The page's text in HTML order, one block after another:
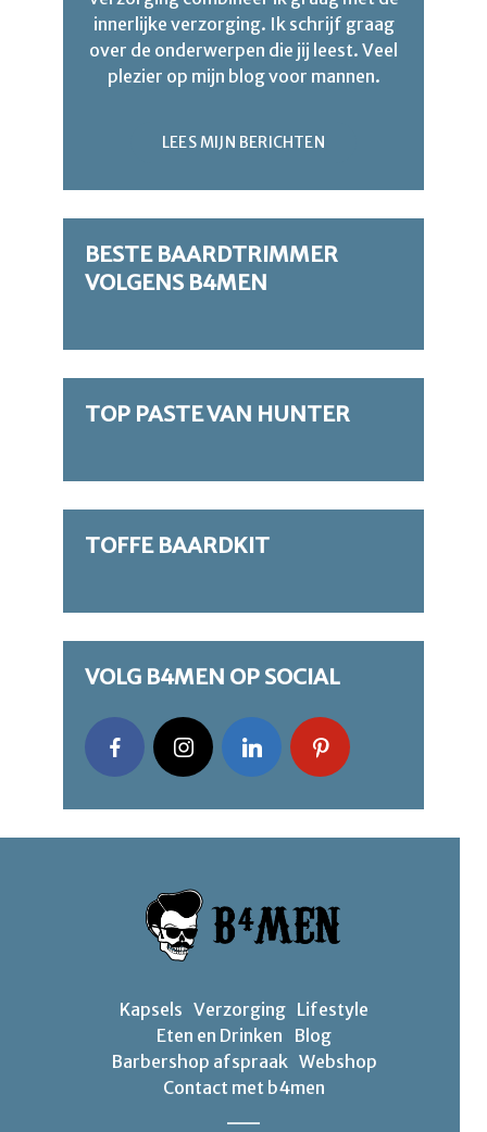
innerlijke verzorging. Ik schrijf graag
over de onderwerpen die jij leest. Veel
plezier op mijn blog voor mannen.
LEES MIJN BERICHTEN
BESTE BAARDTRIMMER
VOLGENS B4MEN
TOP PASTE VAN HUNTER
TOFFE BAARDKIT
VOLG B4MEN OP SOCIAL
Kapsels Verzorging Lifestyle
Eten en Drinken
Blog
Barbershop afspraak Webshop
Contact met b4men